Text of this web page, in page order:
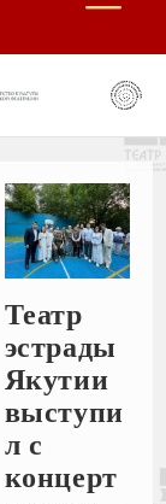
Театр
эстрады
Якутии
выступи
л с
концерт